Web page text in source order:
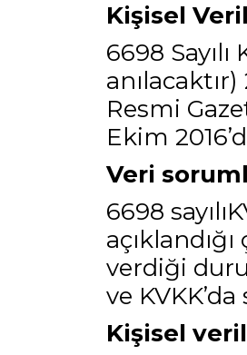
Kişisel
6698
Resmi
Ekim
Veri
6698
verdiği
ve
Kişisel